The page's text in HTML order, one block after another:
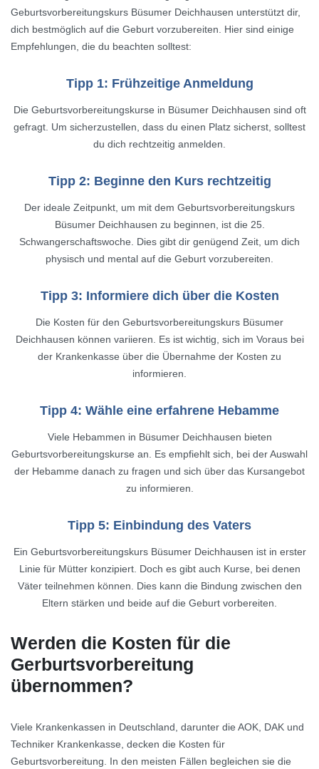
Geburtsvorbereitungskurs Büsumer Deichhausen unterstützt dir,
dich bestmöglich auf die Geburt vorzubereiten. Hier sind einige
Empfehlungen, die du beachten solltest:
Tipp 1: Frühzeitige Anmeldung
Die Geburtsvorbereitungskurse in Büsumer Deichhausen sind oft
gefragt. Um sicherzustellen, dass du einen Platz sicherst, solltest
du dich rechtzeitig anmelden.
Tipp 2: Beginne den Kurs rechtzeitig
Der ideale Zeitpunkt, um mit dem Geburtsvorbereitungskurs
Büsumer Deichhausen zu beginnen, ist die 25.
Schwangerschaftswoche. Dies gibt dir genügend Zeit, um dich
physisch und mental auf die Geburt vorzubereiten.
Tipp 3: Informiere dich über die Kosten
Die Kosten für den Geburtsvorbereitungskurs Büsumer
Deichhausen können variieren. Es ist wichtig, sich im Voraus bei
der Krankenkasse über die Übernahme der Kosten zu
informieren.
Tipp 4: Wähle eine erfahrene Hebamme
Viele Hebammen in Büsumer Deichhausen bieten
Geburtsvorbereitungskurse an. Es empfiehlt sich, bei der Auswahl
der Hebamme danach zu fragen und sich über das Kursangebot
zu informieren.
Tipp 5: Einbindung des Vaters
Ein Geburtsvorbereitungskurs Büsumer Deichhausen ist in erster
Linie für Mütter konzipiert. Doch es gibt auch Kurse, bei denen
Väter teilnehmen können. Dies kann die Bindung zwischen den
Eltern stärken und beide auf die Geburt vorbereiten.
Werden die Kosten für die
Gerburtsvorbereitung
übernommen?
Viele Krankenkassen in Deutschland, darunter die AOK, DAK und
Techniker Krankenkasse, decken die Kosten für
Geburtsvorbereitung. In den meisten Fällen begleichen sie die